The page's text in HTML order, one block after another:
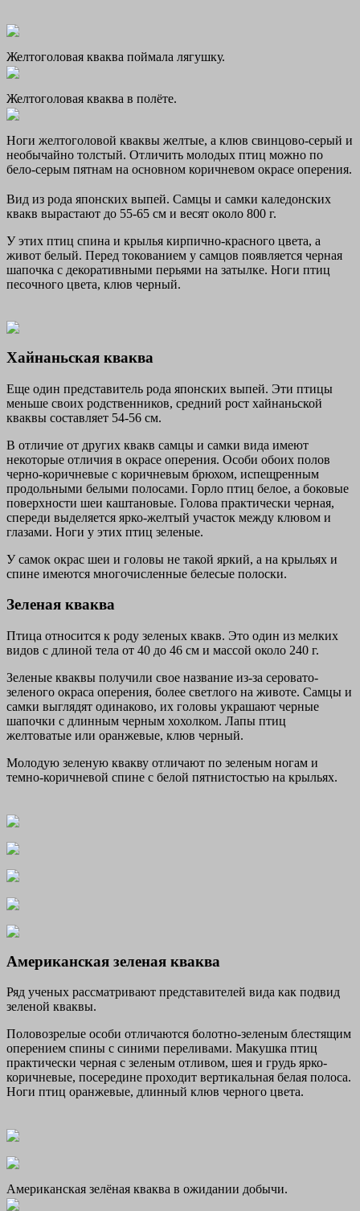
Желтоголовая кваква поймала лягушку.
Желтоголовая кваква в полёте.
Ноги желтоголовой кваквы желтые, а клюв свинцово-серый и
необычайно толстый. Отличить молодых птиц можно по
бело-серым пятнам на основном коричневом окрасе оперения.
Вид из рода японских выпей. Самцы и самки каледонских
квакв вырастают до 55-65 см и весят около 800 г.
У этих птиц спина и крылья кирпично-красного цвета, а
живот белый. Перед токованием у самцов появляется черная
шапочка с декоративными перьями на затылке. Ноги птиц
песочного цвета, клюв черный.
Хайнаньская кваква
Еще один представитель рода японских выпей. Эти птицы
меньше своих родственников, средний рост хайнаньской
кваквы составляет 54-56 см.
В отличие от других квакв самцы и самки вида имеют
некоторые отличия в окрасе оперения. Особи обоих полов
черно-коричневые с коричневым брюхом, испещренным
продольными белыми полосами. Горло птиц белое, а боковые
поверхности шеи каштановые. Голова практически черная,
спереди выделяется ярко-желтый участок между клювом и
глазами. Ноги у этих птиц зеленые.
У самок окрас шеи и головы не такой яркий, а на крыльях и
спине имеются многочисленные белесые полоски.
Зеленая кваква
Птица относится к роду зеленых квакв. Это один из мелких
видов с длиной тела от 40 до 46 см и массой около 240 г.
Зеленые кваквы получили свое название из-за серовато-
зеленого окраса оперения, более светлого на животе. Самцы и
самки выглядят одинаково, их головы украшают черные
шапочки с длинным черным хохолком. Лапы птиц
желтоватые или оранжевые, клюв черный.
Молодую зеленую квакву отличают по зеленым ногам и
темно-коричневой спине с белой пятнистостью на крыльях.
Американская зеленая кваква
Ряд ученых рассматривают представителей вида как подвид
зеленой кваквы.
Половозрелые особи отличаются болотно-зеленым блестящим
оперением спины с синими переливами. Макушка птиц
практически черная с зеленым отливом, шея и грудь ярко-
коричневые, посередине проходит вертикальная белая полоса.
Ноги птиц оранжевые, длинный клюв черного цвета.
Американская зелёная кваква в ожидании добычи.